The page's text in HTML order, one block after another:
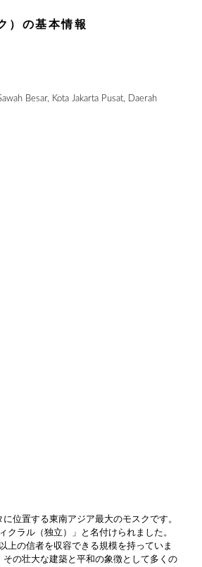
の基本情報
Besar, Kota Jakarta Pusat, Daerah
位置する東南アジア最大のモスクです。
ラル（独立）」と名付けられました。
上の信者を収容できる規模を持っていま
の壮大な建築と平和の象徴として多くの